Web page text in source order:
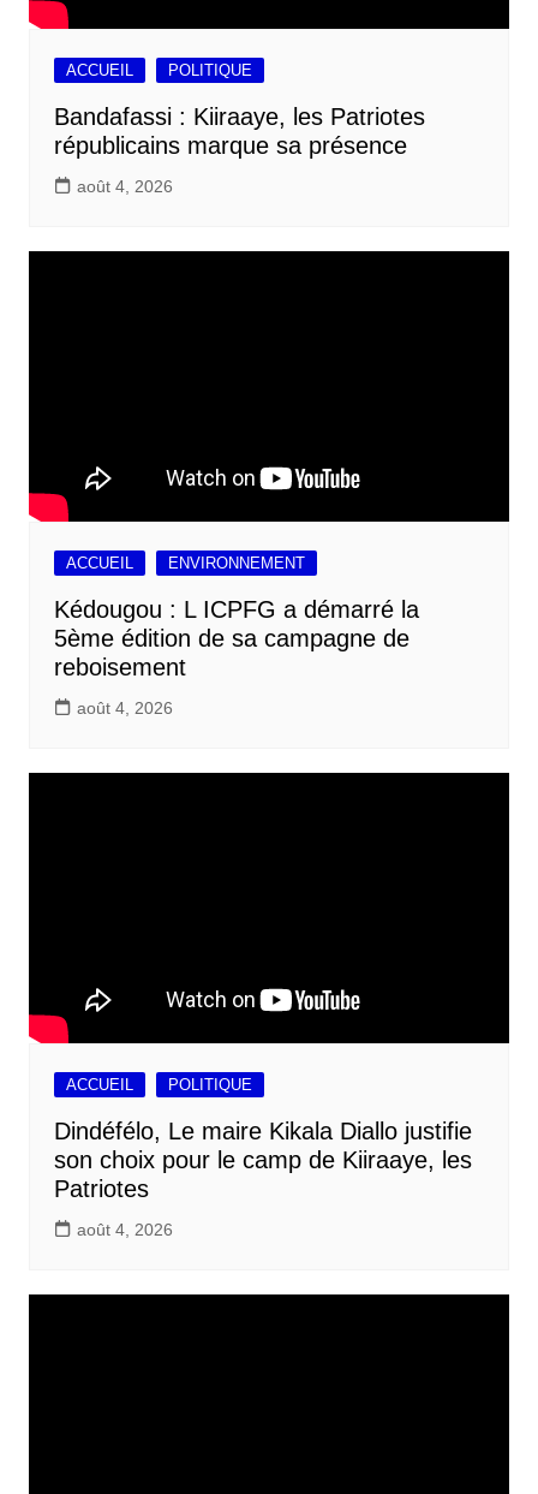
ACCUEIL POLITIQUE
Bandafassi : Kiiraaye, les Patriotes
républicains marque sa présence
août 4, 2026
ACCUEIL ENVIRONNEMENT
Kédougou : L ICPFG a démarré la
5ème édition de sa campagne de
reboisement
août 4, 2026
ACCUEIL POLITIQUE
Dindéfélo, Le maire Kikala Diallo justifie
son choix pour le camp de Kiiraaye, les
Patriotes
août 4, 2026